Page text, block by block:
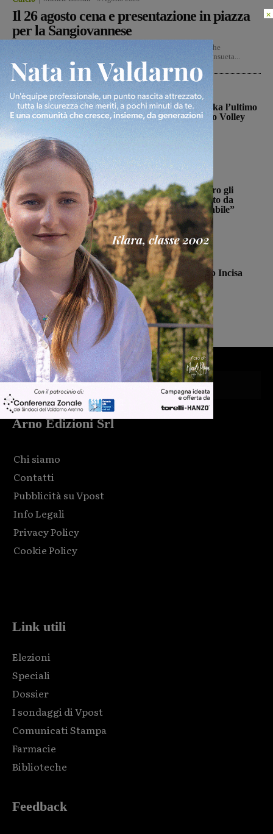
Il 26 agosto cena e presentazione in piazza
per la Sangiovannese
Mercoledì 26 agosto alle ore 20 si terrà la tradizionale cena che
accompagnerà la presentazione della Sangiovannese nella consueta...
Figline Incisa Valdarno
La schiacciatrice Kalina Pylinska l’ultimo
tassello della Passione Valdarno Volley
Michele Bossini 5 Agosto 2026
Cronaca
Ennesimo atto di violenza contro gli
animali: a Montalto gatto colpito da
pallini. Enpa: “Atto ingiustificabile”
Monica Campani - 5 Agosto 2026
Calcio
Con Stefano Sottili l’Ideal Club Incisa
chiude la campagna acquisti
Michele Bossini - 5 Agosto 2026
Arno Edizioni Srl
Chi siamo
Contatti
Pubblicità su Vpost
Info Legali
Privacy Policy
Cookie Policy
Link utili
Elezioni
Speciali
Dossier
I sondaggi di Vpost
Comunicati Stampa
Farmacie
Biblioteche
Feedback
×